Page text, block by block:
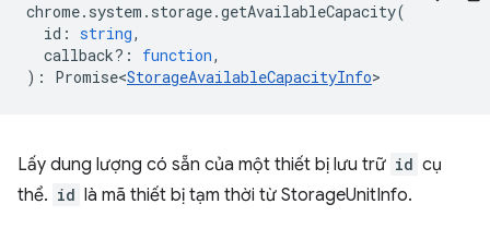
chrome. system . storage.getAvailableCapacity(
id : string,
callback? : function,
) : Promise<StorageAvailableCapacityInfo>
Lấy dung lượng có sẵn của một thiết bị lưu trữ id cụ
thể. id là mã thiết bị tạm thời từ StorageUnitInfo.